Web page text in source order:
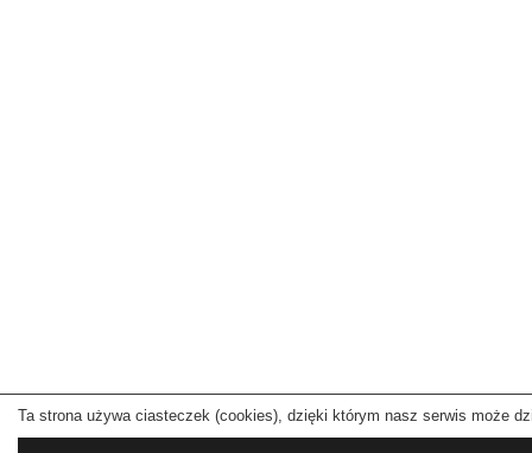
Ta strona używa ciasteczek (cookies), dzięki którym nasz serwis może